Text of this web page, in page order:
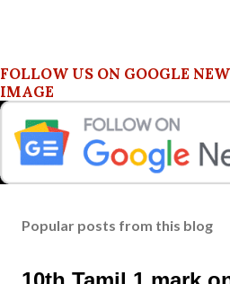
FOLLOW US ON GOOGLE
IMAGE
Popular posts from this blog